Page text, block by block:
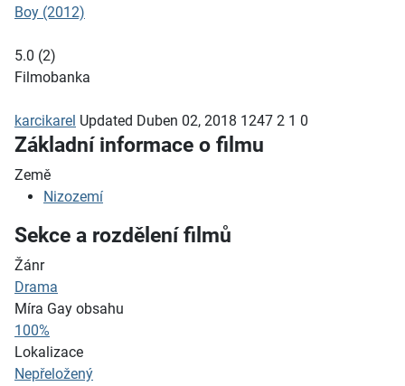
Boy (2012)
5.0 (2)
Filmobanka
karcikarel Updated Duben 02, 2018 1247 2 1 0
Základní informace o filmu
Země
Nizozemí
Sekce a rozdělení filmů
Žánr
Drama
Míra Gay obsahu
100%
Lokalizace
Nepřeložený